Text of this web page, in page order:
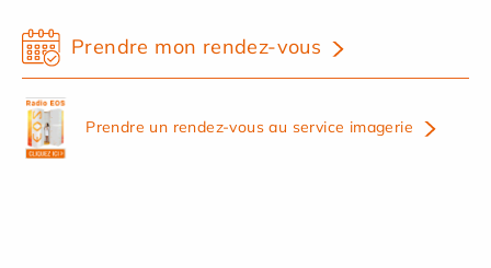
Prendre mon rendez-vous
Prendre un rendez-vous au service imagerie